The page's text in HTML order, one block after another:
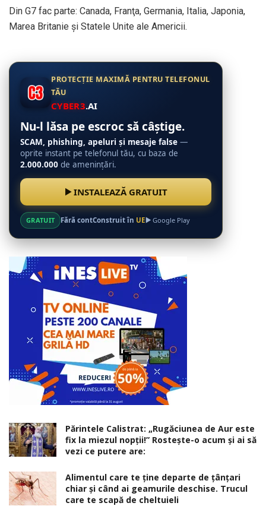
Din G7 fac parte: Canada, Franţa, Germania, Italia, Japonia,
Marea Britanie şi Statele Unite ale Americii.
PROTECȚIE MAXIMĂ PENTRU TELEFONUL
TĂU
CYBER3.AI
Nu-l lăsa pe escroc să câștige.
SCAM, phishing, apeluri și mesaje false —
oprite instant pe telefonul tău, cu baza de
2.000.000 de amenințări.
INSTALEAZĂ GRATUIT
GRATUIT Fără contConstruit în UE Google Play
Părintele Calistrat: „Rugăciunea de Aur este
fix la miezul nopţii!” Rosteşte-o acum şi ai să
vezi ce putere are:
Alimentul care te ține departe de țânțari
chiar și când ai geamurile deschise. Trucul
care te scapă de cheltuieli